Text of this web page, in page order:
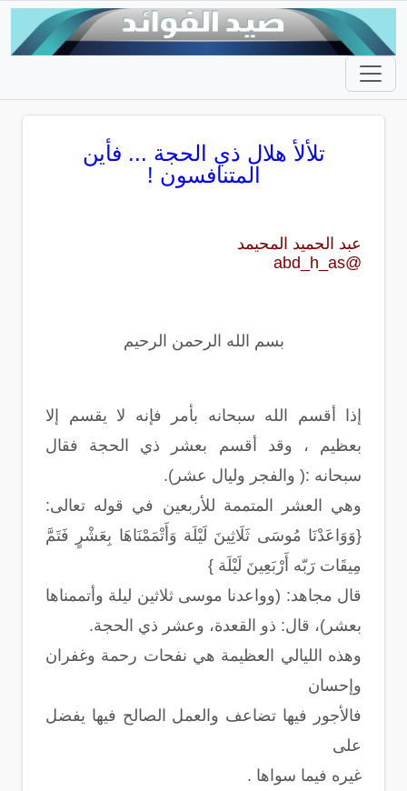
تلألأ هلال ذي الحجة ... فأين
المتنافسون !
عبد الحميد المحيمد
@abd_h_as
بسم الله الرحمن الرحيم
إذا أقسم الله سبحانه بأمر فإنه لا يقسم إلا
بعظيم ، وقد أقسم بعشر ذي الحجة فقال
سبحانه :( والفجر وليال عشر).
وهي العشر المتممة للأربعين في قوله تعالى:
{وَوَاعَدْنَا مُوسَى ثَلَاثِينَ لَيْلَة وَأَتْمَمْنَاهَا بِعَشْرٍ فَتَمَّ
مِيقَات رَبّه أَرْبَعِينَ لَيْلَة }
قال مجاهد: (وواعدنا موسى ثلاثين ليلة وأتممناها
بعشر)، قال: ذو القعدة، وعشر ذي الحجة.
وهذه الليالي العظيمة هي نفحات رحمة وغفران
وإحسان
فالأجور فيها تضاعف والعمل الصالح فيها يفضل
على
غيره فيما سواها .